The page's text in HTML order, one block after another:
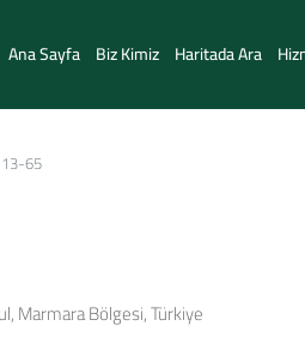
Ana Sayfa Biz Kimiz Haritada Ara
65
Marmara Bölgesi, Türkiye